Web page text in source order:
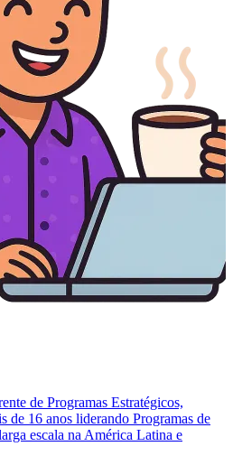
de Programas Estratégicos,
16 anos liderando Programas de
escala na América Latina e